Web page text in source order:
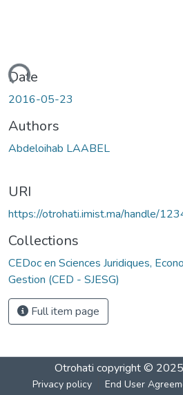
Loading...
Date
2016-05-23
Authors
Abdeloihab LAABEL
URI
https://otrohati.imist.ma/handle/
Collections
CEDoc en Sciences Juridiques,
Gestion (CED - SJESG)
Full item page
Otrohati copyright ©
Privacy policy End User